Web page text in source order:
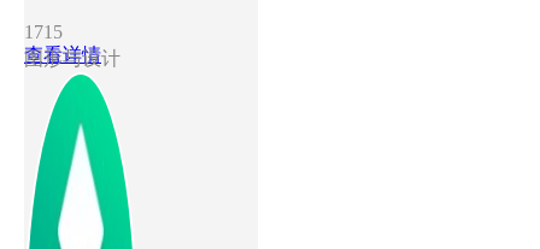
1715
查看详情
图形与设计